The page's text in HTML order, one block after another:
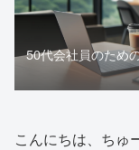
50代会社員のため
こんにちは、ちゅ